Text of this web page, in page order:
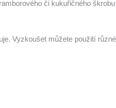
či kukuřičného
Vyzkoušet můžete použití